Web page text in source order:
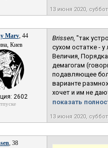
13 июня 2020,
Marv, 44
Киев
2602
Brissen, "так
сухом остатке -
Величия,
демагогам
подавляющее
варианте
хочет и им не
показать
13 июня 2020,
, 38